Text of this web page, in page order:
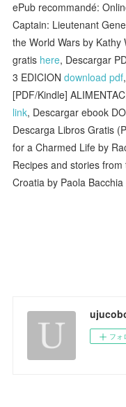
ePub recommandé:
Captain: Lieutenant
the World Wars by Kathy
gratis here, Descargar
3 EDICIONdownload pdf
[PDF/Kindle]
link, Descargar ebook
Descarga Libros Gratis
for a Charmed Life by
Recipes and stories
Croatia by Paola
フォ